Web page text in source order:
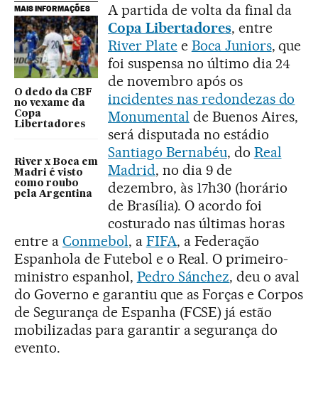
MAIS INFORMAÇÕES
O dedo da CBF
no vexame da
Copa
Libertadores
River x Boca em
Madri é visto
como roubo
pela Argentina
A partida de volta da final da
Copa Libertadores, entre
River Platee Boca Juniors, que
foi suspensa no último dia 24
de novembro após os
incidentes nas redondezas do
Monumental de Buenos Aires,
será disputada no estádio
Santiago Bernabéu, do Real
Madrid, no dia 9 de
dezembro, às 17h30 (horário
de Brasília). O acordo foi
costurado nas últimas horas
entre a Conmebol, a FIFA, a Federação
Espanhola de Futebol e o Real. O primeiro-
ministro espanhol, Pedro Sánchez, deu o aval
do Governo e garantiu que as Forças e Corpos
de Segurança de Espanha (FCSE) já estão
mobilizadas para garantir a segurança do
evento.